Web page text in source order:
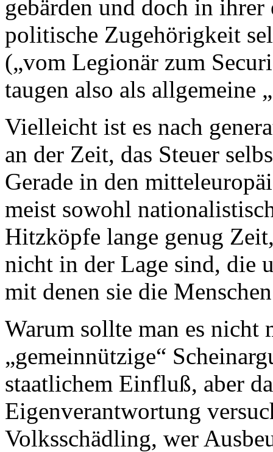
gebärden und doch in ihrer
politische Zugehörigkeit
(„vom Legionär zum
taugen also als allgemeine
Vielleicht ist es nach
an der Zeit, das Steuer
Gerade in den
meist sowohl
Hitzköpfe lange genug
nicht in der Lage sind, die
mit denen sie die
Warum sollte man es nicht
„gemeinnützige“
staatlichem Einfluß, aber
Eigenverantwortung
Volksschädling, wer